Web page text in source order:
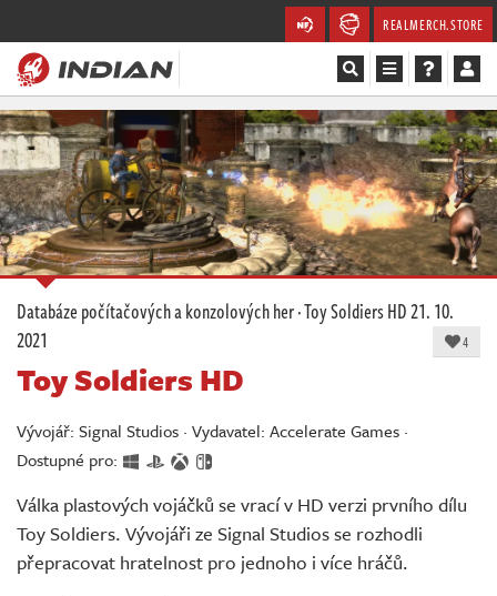
REALMERCH.STORE
Magazín
Recenze
Videa
Soutěže
Databáze
Komunita
Redakce
Živě
Databáze počítačových a konzolových her·Toy Soldiers HD21. 10.
2021
4
Toy Soldiers HD
Vývojář: Signal Studios · Vydavatel: Accelerate Games ·
Dostupné pro:
Válka plastových vojáčků se vrací v HD verzi prvního dílu
Toy Soldiers. Vývojáři ze Signal Studios se rozhodli
přepracovat hratelnost pro jednoho i více hráčů.